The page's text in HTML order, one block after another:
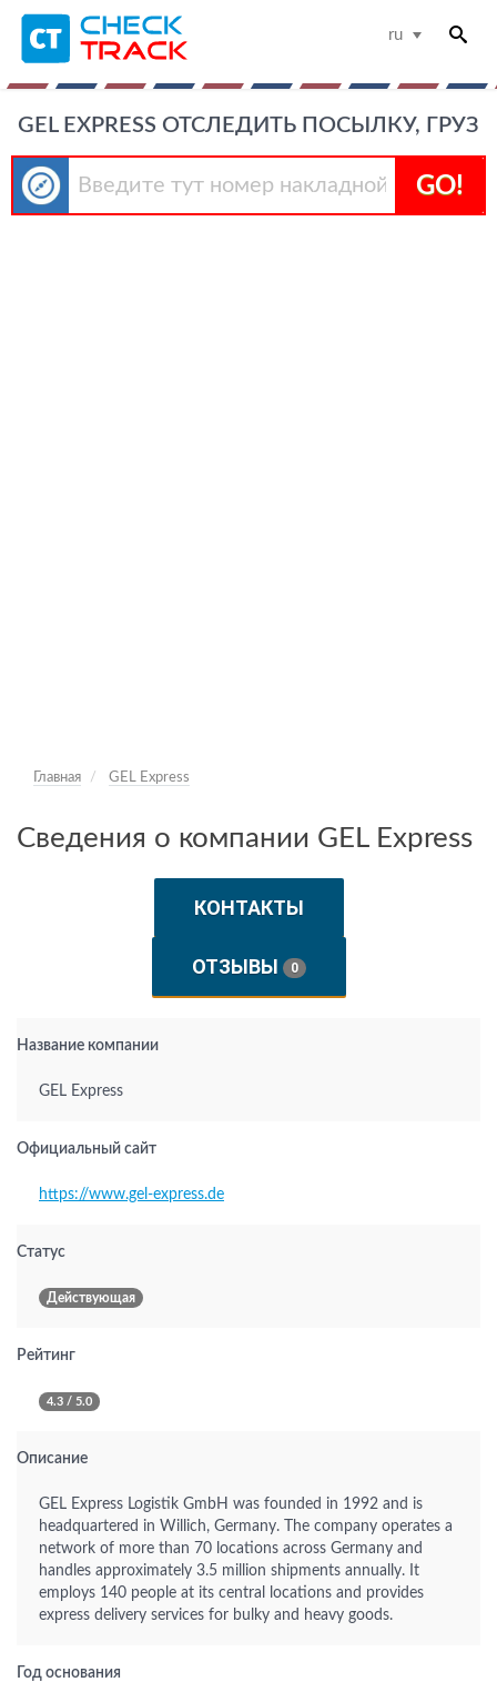
ru
GEL EXPRESS ОТСЛЕДИТЬ ПОСЫЛКУ, ГРУЗ
GO!
Главная GEL Express
Сведения о компании GEL Express
КОНТАКТЫ
ОТЗЫВЫ 0
Название компании
GEL Express
Официальный сайт
https://www.gel-express.de
Статус
Действующая
Рейтинг
4.3 / 5.0
Описание
GEL Express Logistik GmbH was founded in 1992 and is
headquartered in Willich, Germany. The company operates a
network of more than 70 locations across Germany and
handles approximately 3.5 million shipments annually. It
employs 140 people at its central locations and provides
express delivery services for bulky and heavy goods.
Год основания